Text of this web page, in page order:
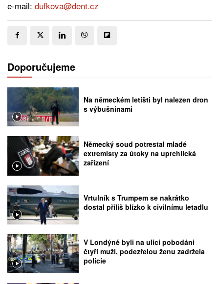
e-mail: dufkova@dent.cz
Doporučujeme
Na německém letišti byl nalezen dron
s výbušninami
Německý soud potrestal mladé
extremisty za útoky na uprchlická
zařízení
Vrtulník s Trumpem se nakrátko
dostal příliš blízko k civilnímu letadlu
V Londýně byli na ulici pobodáni
čtyři muži, podezřelou ženu zadržela
policie